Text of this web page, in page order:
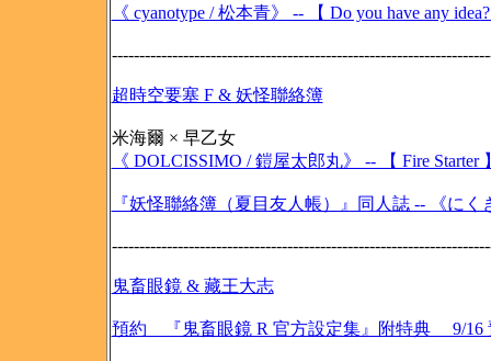
《 cyanotype / 松本青》 -- 【 Do you have any
超時空要塞 F & 妖怪聯絡簿
米海爾 × 早乙女
《 DOLCISSIMO / 鎧屋太郎丸》 -- 【 Fire Starter
『妖怪聯絡簿（夏目友人帳）』同人誌 -- 《に
鬼畜眼鏡 & 藏王大志
預約 『鬼畜眼鏡 R 官方設定集』附特典 9/16